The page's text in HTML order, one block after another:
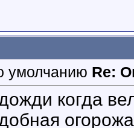
Re:
когда